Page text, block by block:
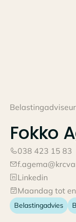
Belastingadviseur
Fokko
038 423 15 83
Linkedin
Maandag tot
Belastingadvies